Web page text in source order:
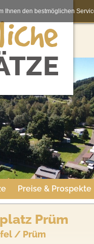
Preise & Prospekte
Prüm
/ Prüm
Ihnen den bestmöglichen